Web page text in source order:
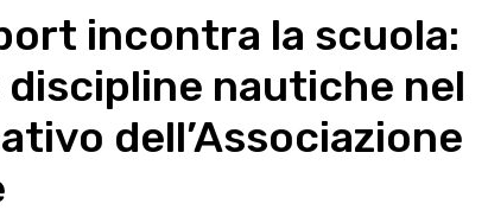
incontra la scuola:
discipline nautiche nel
dell’Associazione